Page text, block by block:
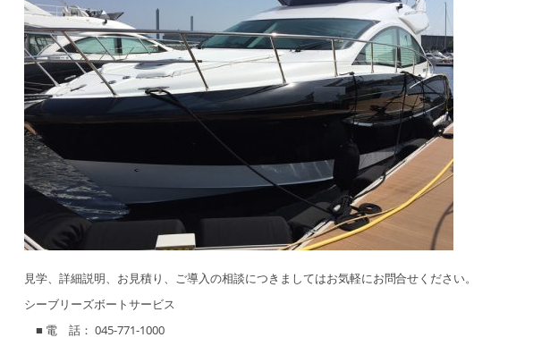
見学、詳細説明、お見積り、ご導入の相談につきましてはお気軽にお問合せください。
シーブリーズボートサービス
■ 電 話： 045-771-1000